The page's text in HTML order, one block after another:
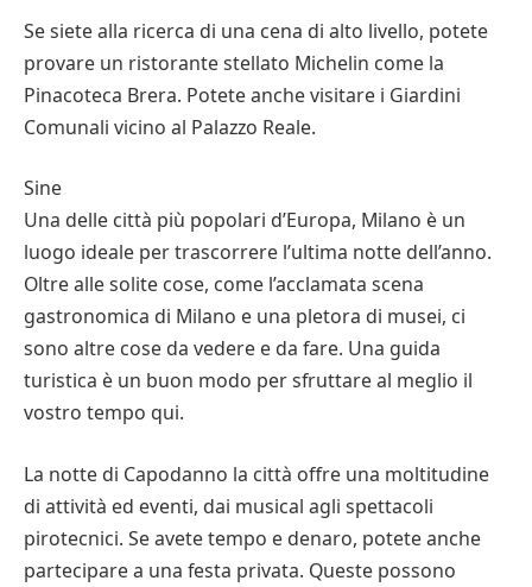
Se siete alla ricerca di una cena di alto livello, potete
provare un ristorante stellato Michelin come la
Pinacoteca Brera. Potete anche visitare i Giardini
Comunali vicino al Palazzo Reale.
Sine
Una delle città più popolari d’Europa, Milano è un
luogo ideale per trascorrere l’ultima notte dell’anno.
Oltre alle solite cose, come l’acclamata scena
gastronomica di Milano e una pletora di musei, ci
sono altre cose da vedere e da fare. Una guida
turistica è un buon modo per sfruttare al meglio il
vostro tempo qui.
La notte di Capodanno la città offre una moltitudine
di attività ed eventi, dai musical agli spettacoli
pirotecnici. Se avete tempo e denaro, potete anche
partecipare a una festa privata. Queste possono